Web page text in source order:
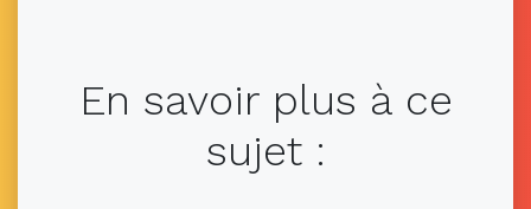
En savoir plus à ce
sujet :